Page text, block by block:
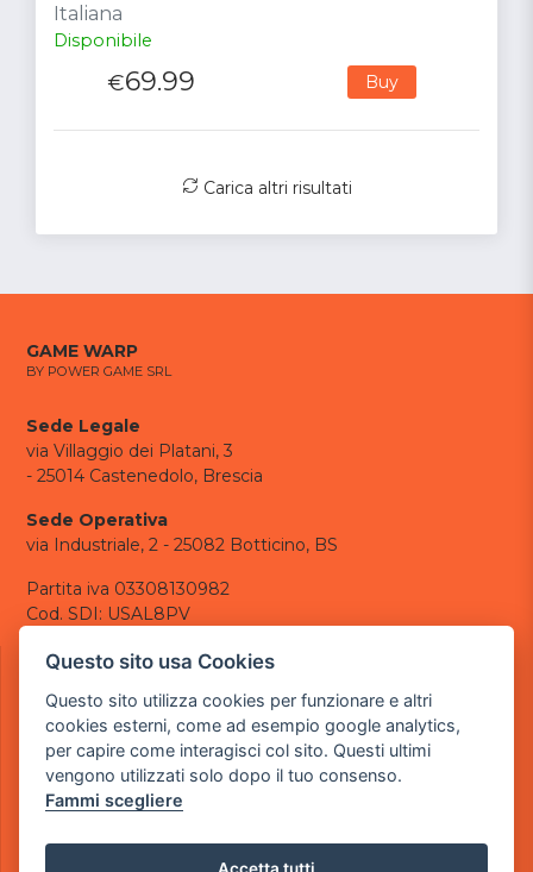
Italiana
Disponibile
€69.99 Buy
Carica altri risultati
GAME WARP
BY POWER GAME SRL
Sede Legale
via Villaggio dei Platani, 3
- 25014 Castenedolo, Brescia
Sede Operativa
via Industriale, 2 - 25082 Botticino, BS
Partita iva 03308130982
Cod. SDI: USAL8PV
CONTATTI
tel.: +39 030 376 2377
tel.: +39 030 336 6259
pec:powergamesrl@legalmail.it
LINK UTILI
Informazioni generali
Questo sito usa Cookies
Questo sito utilizza cookies per funzionare e altri
cookies esterni, come ad esempio google analytics,
per capire come interagisci col sito. Questi ultimi
vengono utilizzati solo dopo il tuo consenso.
Fammi scegliere